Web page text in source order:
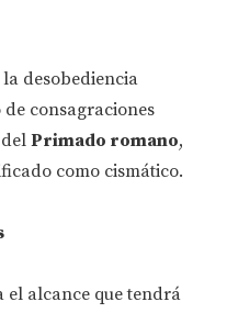
desobediencia
consagraciones
Primado romano,
como cismático.
el alcance que tendrá